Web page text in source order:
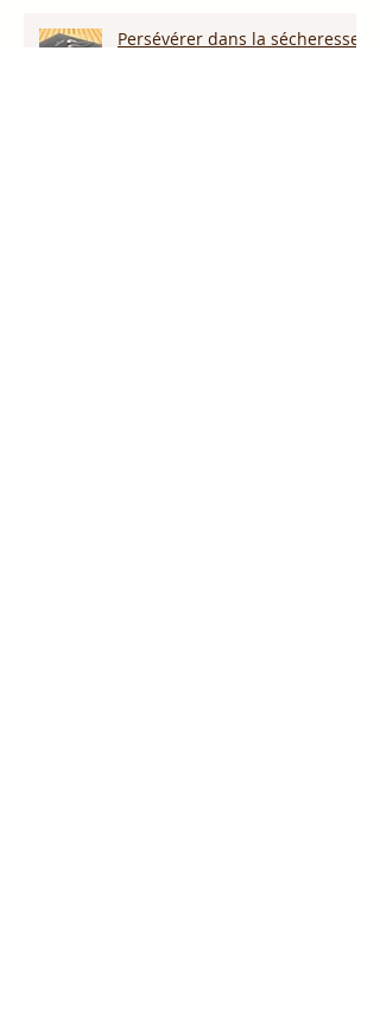
Persévérer dans la sécheresse :